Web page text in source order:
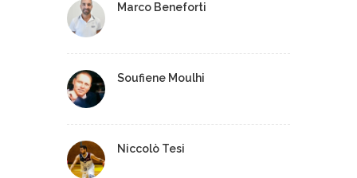
Marco Beneforti
Soufiene Moulhi
Niccolò Tesi